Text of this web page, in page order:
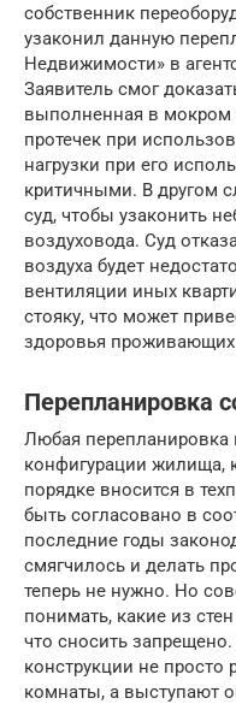
собственник
узаконил данную
Недвижимости» в
Заявитель смог
выполненная в мокром
протечек при
нагрузки при его
критичными. В другом
суд, чтобы узаконить
воздуховода. Суд
воздуха будет
вентиляции иных
стояку, что может
здоровья проживающих
Перепланировка
Любая перепланировка
конфигурации жилища,
порядке вносится в
быть согласовано в
последние годы
смягчилось и делать
теперь не нужно. Но
понимать, какие из
что сносить
конструкции не просто
комнаты, а выступают